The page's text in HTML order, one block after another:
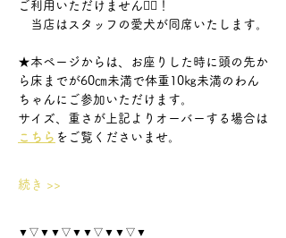
ご利用いただけません🙇‍♀️！
当店はスタッフの愛犬が同席いたします。
★本ページからは、お座りした時に頭の先か
ら床までが60㎝未満で体重10㎏未満のわん
ちゃんにご参加いただけます。
サイズ、重さが上記よりオーバーする場合は
こちら をご覧くださいませ。
続き >>
▼▽▼▼▽▼▼▽▼▼▽▼